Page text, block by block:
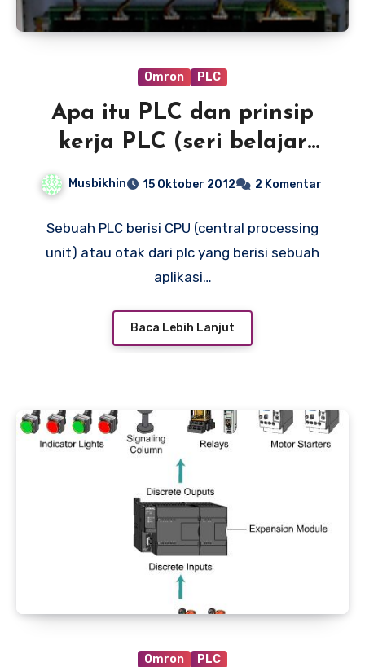
Omron PLC
Apa itu PLC dan prinsip
kerja PLC (seri belajar
Musbikhin 15 Oktober 2012 2 Komentar
Sebuah PLC berisi CPU (central processing
unit) atau otak dari plc yang berisi sebuah
aplikasi…
Baca Lebih Lanjut
Omron PLC